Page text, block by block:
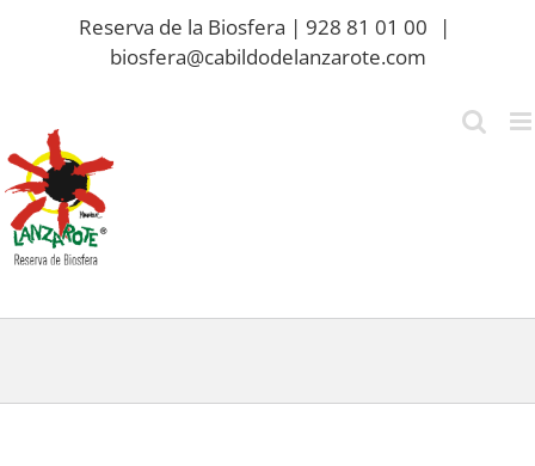
Reserva de la Biosfera | 928 81 01 00
|
biosfera@cabildodelanzarote.com